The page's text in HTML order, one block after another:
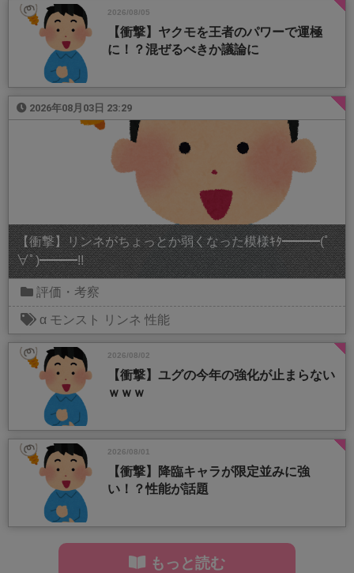
2026/08/05
【衝撃】ヤクモを王者のパワーで運極
に！？混ぜるべきか議論に
2026年08月03日 23:29
【衝撃】リンネがちょっとか弱くなった模様ｷﾀ━━━(ﾟ
∀ﾟ)━━━!!
評価・考察
α モンスト リンネ 性能
2026/08/02
【衝撃】ユグの今年の強化が止まらない
ｗｗｗ
2026/08/01
【衝撃】降臨キャラが限定並みに強
い！？性能が話題
もっと読む